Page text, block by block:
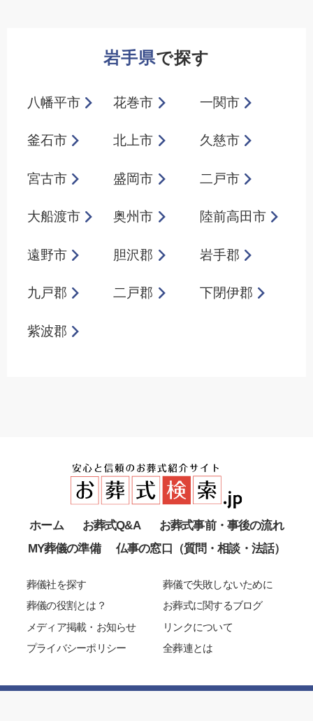
岩手県で探す
八幡平市 花巻市 一関市
釜石市 北上市 久慈市
宮古市 盛岡市 二戸市
大船渡市 奥州市 陸前高田市
遠野市 胆沢郡 岩手郡
九戸郡 二戸郡 下閉伊郡
紫波郡
ホーム お葬式Q&A
お葬式事前・事後の流れ
MY葬儀の準備
仏事の窓口（質問・相談・法話）
葬儀社を探す
葬儀で失敗しないために
葬儀の役割とは？
お葬式に関するブログ
メディア掲載・お知らせ
リンクについて
プライバシーポリシー
全葬連とは